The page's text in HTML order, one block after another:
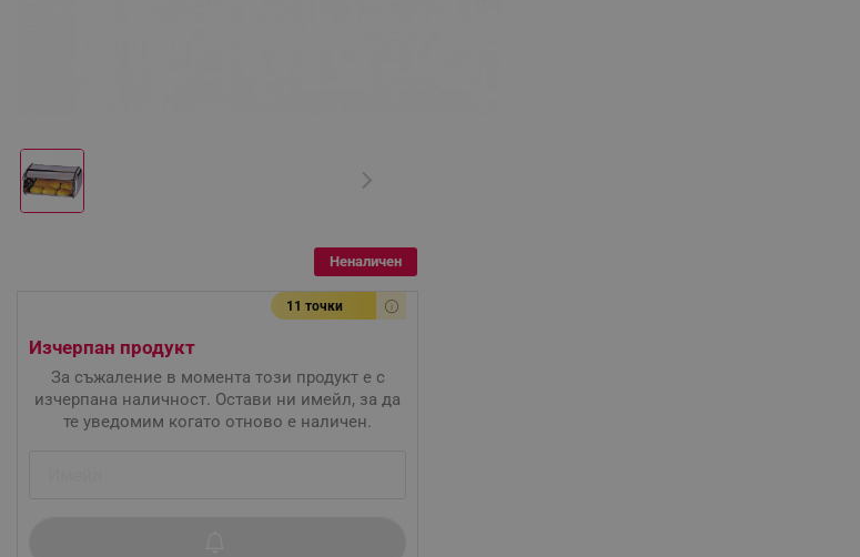
Неналичен
11 точки
Изчерпан продукт
За съжаление в момента този продукт е с
изчерпана наличност. Остави ни имейл, за да
те уведомим когато отново е наличен.